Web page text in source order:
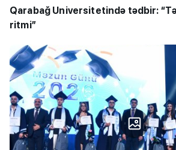
Qarabağ Universitetində tədbir:
ritmi”